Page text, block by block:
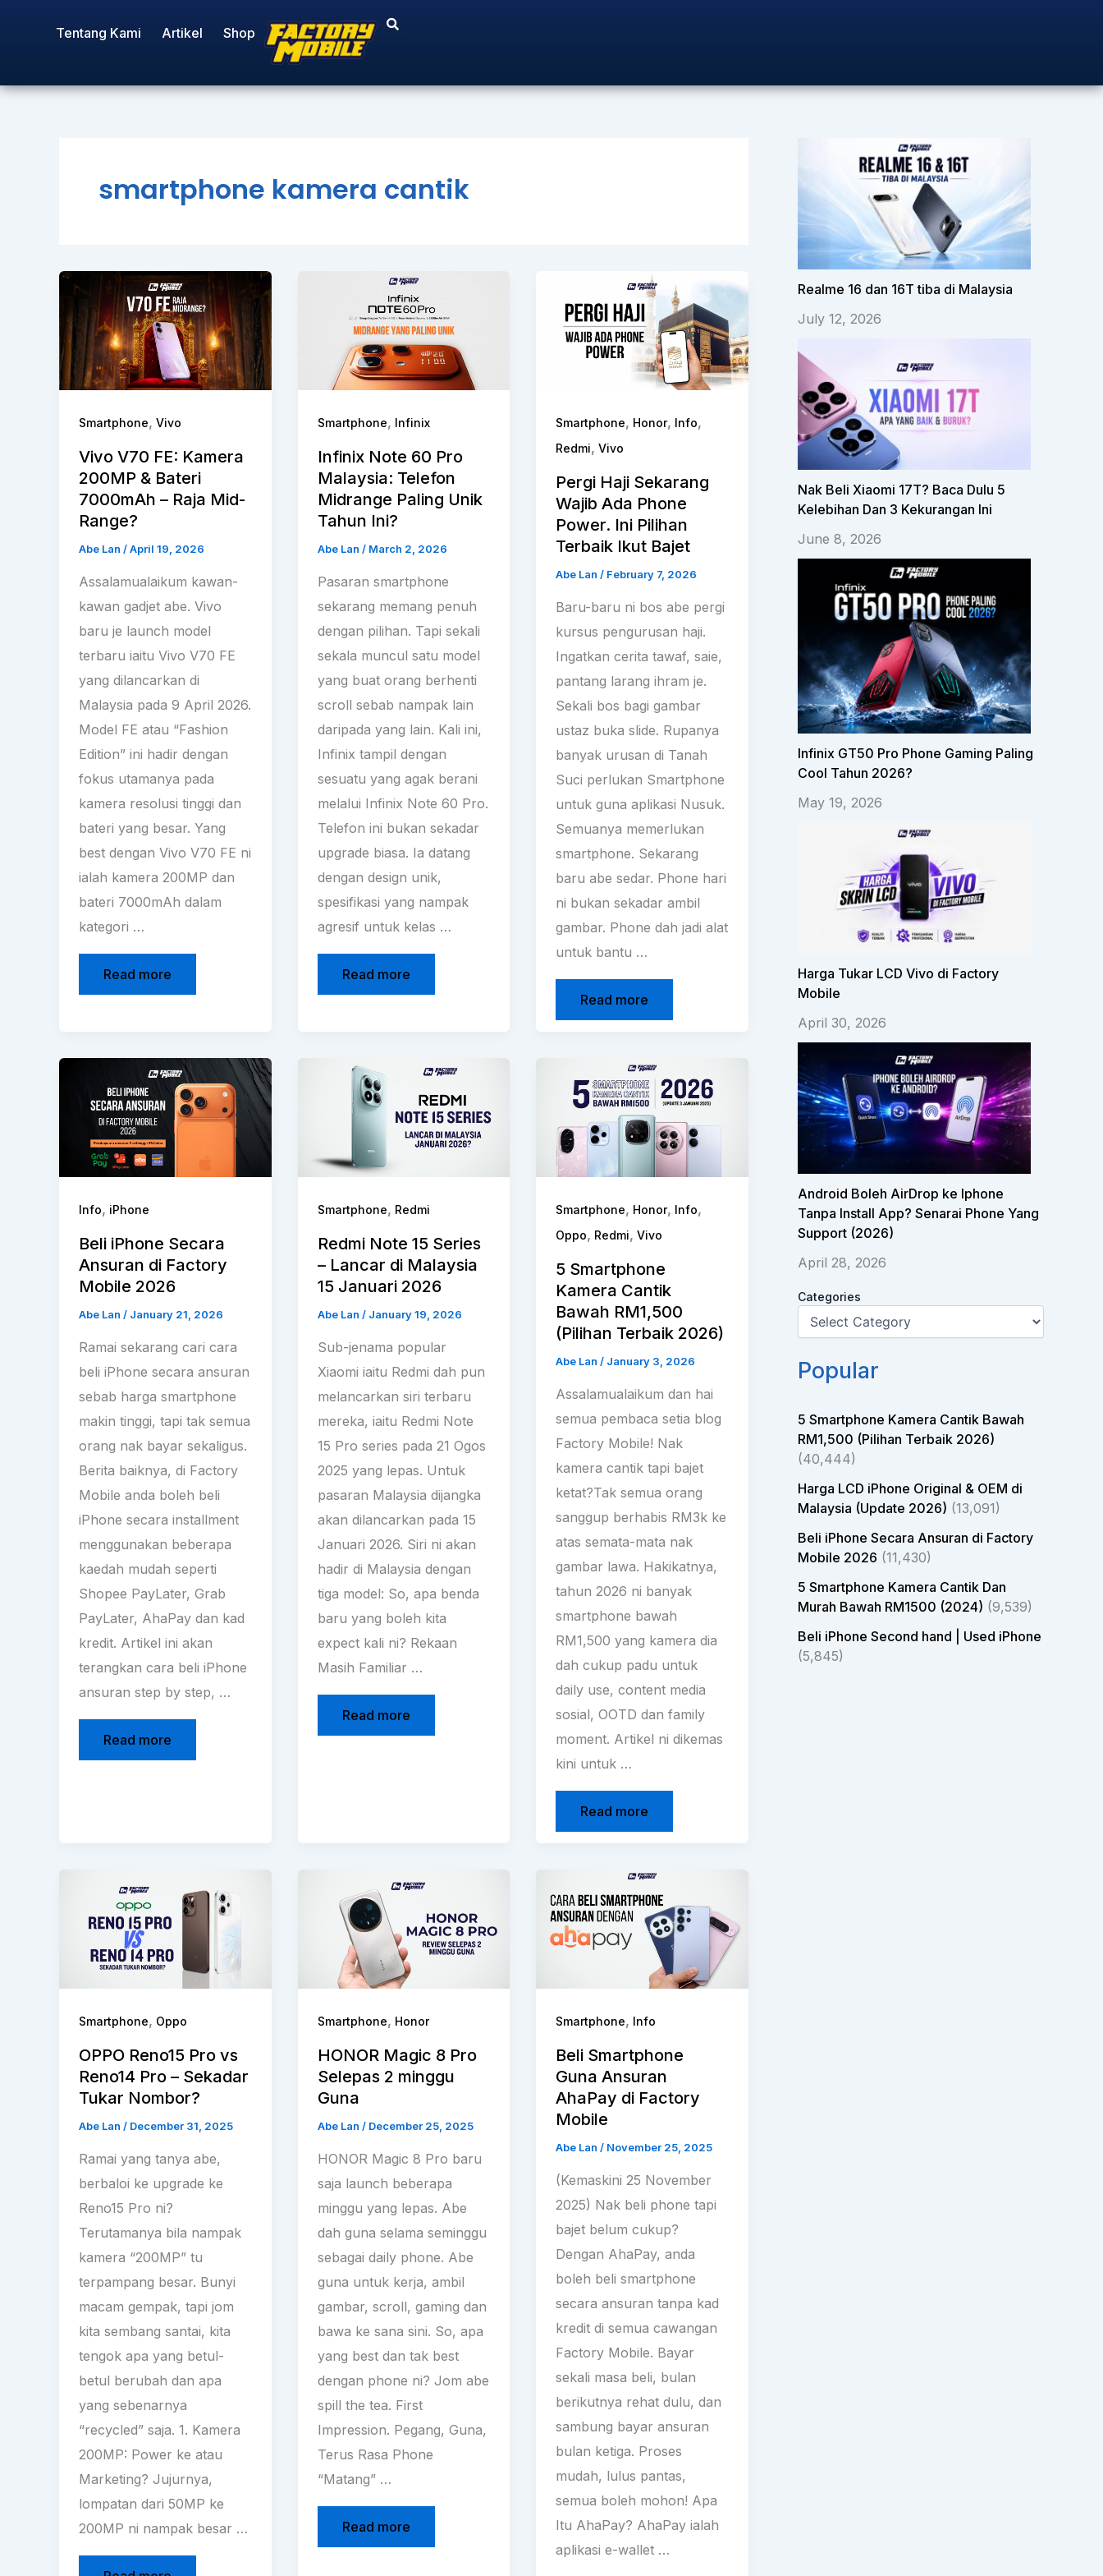
Tentang Kami Artikel Shop
smartphone kamera cantik
Smartphone, Vivo
Vivo V70 FE: Kamera
200MP & Bateri
7000mAh – Raja Mid-
Range?
Abe Lan /April 19, 2026
Assalamualaikum kawan-
kawan gadjet abe. Vivo
baru je launch model
terbaru iaitu Vivo V70 FE
yang dilancarkan di
Malaysia pada 9 April 2026.
Model FE atau “Fashion
Edition” ini hadir dengan
fokus utamanya pada
kamera resolusi tinggi dan
bateri yang besar. Yang
best dengan Vivo V70 FE ni
ialah kamera 200MP dan
bateri 7000mAh dalam
kategori …
Read more
Smartphone, Infinix
Infinix Note 60 Pro
Malaysia: Telefon
Midrange Paling Unik
Tahun Ini?
Abe Lan / March 2, 2026
Pasaran smartphone
sekarang memang penuh
dengan pilihan. Tapi sekali
sekala muncul satu model
yang buat orang berhenti
scroll sebab nampak lain
daripada yang lain. Kali ini,
Infinix tampil dengan
sesuatu yang agak berani
melalui Infinix Note 60 Pro.
Telefon ini bukan sekadar
upgrade biasa. Ia datang
dengan design unik,
spesifikasi yang nampak
agresif untuk kelas …
Read more
Smartphone, Honor, Info,
Redmi,Vivo
Pergi Haji Sekarang
Wajib Ada Phone
Power. Ini Pilihan
Terbaik Ikut Bajet
Abe Lan/ February 7, 2026
Baru-baru ni bos abe pergi
kursus pengurusan haji.
Ingatkan cerita tawaf, saie,
pantang larang ihram je.
Sekali bos bagi gambar
ustaz buka slide. Rupanya
banyak urusan di Tanah
Suci perlukan Smartphone
untuk guna aplikasi Nusuk.
Semuanya memerlukan
smartphone. Sekarang
baru abe sedar. Phone hari
ni bukan sekadar ambil
gambar. Phone dah jadi alat
untuk bantu …
Read more
Info, iPhone
Beli iPhone Secara
Ansuran di Factory
Mobile 2026
Abe Lan / January 21, 2026
Ramai sekarang cari cara
beli iPhone secara ansuran
sebab harga smartphone
makin tinggi, tapi tak semua
orang nak bayar sekaligus.
Berita baiknya, di Factory
Mobile anda boleh beli
iPhone secara installment
menggunakan beberapa
kaedah mudah seperti
Shopee PayLater, Grab
PayLater, AhaPay dan kad
kredit. Artikel ini akan
terangkan cara beli iPhone
ansuran step by step, …
Read more
Smartphone, Redmi
Redmi Note 15 Series
– Lancar di Malaysia
15 Januari 2026
Abe Lan / January 19, 2026
Sub-jenama popular
Xiaomi iaitu Redmi dah pun
melancarkan siri terbaru
mereka, iaitu Redmi Note
15 Pro series pada 21 Ogos
2025 yang lepas. Untuk
pasaran Malaysia dijangka
akan dilancarkan pada 15
Januari 2026. Siri ni akan
hadir di Malaysia dengan
tiga model: So, apa benda
baru yang boleh kita
expect kali ni? Rekaan
Masih Familiar …
Read more
Smartphone, Honor, Info,
Oppo, Redmi,Vivo
5 Smartphone
Kamera Cantik
Bawah RM1,500
(Pilihan Terbaik 2026)
Abe Lan/ January 3, 2026
Assalamualaikum dan hai
semua pembaca setia blog
Factory Mobile! Nak
kamera cantik tapi bajet
ketat?Tak semua orang
sanggup berhabis RM3k ke
atas semata-mata nak
gambar lawa. Hakikatnya,
tahun 2026 ni banyak
smartphone bawah
RM1,500 yang kamera dia
dah cukup padu untuk
daily use, content media
sosial, OOTD dan family
moment. Artikel ni dikemas
kini untuk …
Read more
Smartphone, Oppo
OPPO Reno15 Pro vs
Reno14 Pro – Sekadar
Tukar Nombor?
Abe Lan / December 31, 2025
Ramai yang tanya abe,
berbaloi ke upgrade ke
Reno15 Pro ni?
Terutamanya bila nampak
kamera “200MP” tu
terpampang besar. Bunyi
macam gempak, tapi jom
kita sembang santai, kita
tengok apa yang betul-
betul berubah dan apa
yang sebenarnya
“recycled” saja. 1. Kamera
200MP: Power ke atau
Marketing? Jujurnya,
lompatan dari 50MP ke
200MP ni nampak besar …
Smartphone, Honor
HONOR Magic 8 Pro
Selepas 2 minggu
Guna
Abe Lan / December 25, 2025
HONOR Magic 8 Pro baru
saja launch beberapa
minggu yang lepas. Abe
dah guna selama seminggu
sebagai daily phone. Abe
guna untuk kerja, ambil
gambar, scroll, gaming dan
bawa ke sana sini. So, apa
yang best dan tak best
dengan phone ni? Jom abe
spill the tea. First
Impression. Pegang, Guna,
Terus Rasa Phone
“Matang” …
Read more
Smartphone, Info
Beli Smartphone
Guna Ansuran
AhaPay di Factory
Mobile
Abe Lan/ November 25, 2025
(Kemaskini 25 November
2025) Nak beli phone tapi
bajet belum cukup?
Dengan AhaPay, anda
boleh beli smartphone
secara ansuran tanpa kad
kredit di semua cawangan
Factory Mobile. Bayar
sekali masa beli, bulan
berikutnya rehat dulu, dan
sambung bayar ansuran
bulan ketiga. Proses
mudah, lulus pantas,
semua boleh mohon! Apa
Itu AhaPay? AhaPay ialah
aplikasi e-wallet …
Realme 16 dan 16T tiba di Malaysia
July 12, 2026
Nak Beli Xiaomi 17T? Baca Dulu 5
Kelebihan Dan 3 Kekurangan Ini
June 8, 2026
Infinix GT50 Pro Phone Gaming Paling
Cool Tahun 2026?
May 19, 2026
Harga Tukar LCD Vivo di Factory
Mobile
April 30, 2026
Android Boleh AirDrop ke Iphone
Tanpa Install App? Senarai Phone Yang
Support (2026)
April 28, 2026
Categories
Popular
5 Smartphone Kamera Cantik Bawah
RM1,500 (Pilihan Terbaik 2026)
(40,444)
Harga LCD iPhone Original & OEM di
Malaysia (Update 2026) (13,091)
Beli iPhone Secara Ansuran di Factory
Mobile 2026 (11,430)
5 Smartphone Kamera Cantik Dan
Murah Bawah RM1500 (2024) (9,539)
Beli iPhone Second hand | Used iPhone
(5,845)